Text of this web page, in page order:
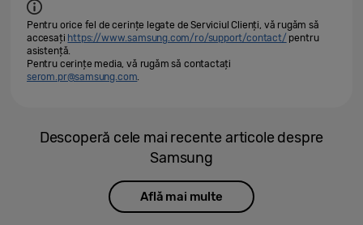
Pentru orice fel de cerințe legate de Serviciul Clienți, vă rugăm să
accesați https://www.samsung.com/ro/support/contact/ pentru
asistență.
Pentru cerințe media, vă rugăm să contactați
serom.pr@samsung.com.
Descoperă cele mai recente articole despre
Samsung
Află mai multe